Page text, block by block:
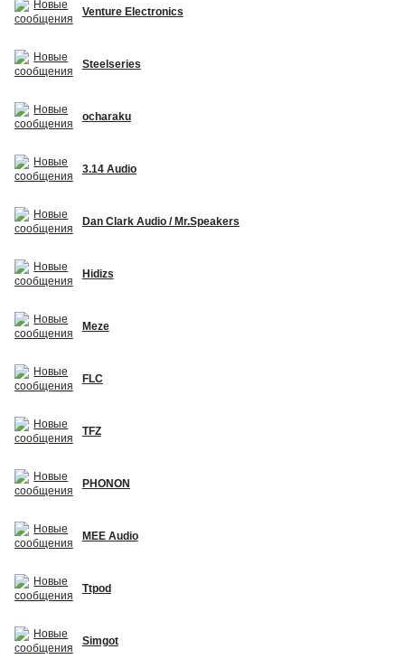
Venture Electronics
Steelseries
ocharaku
3.14 Audio
Dan Clark Audio / Mr.Speakers
Hidizs
Meze
FLC
TFZ
PHONON
MEE Audio
Ttpod
Simgot